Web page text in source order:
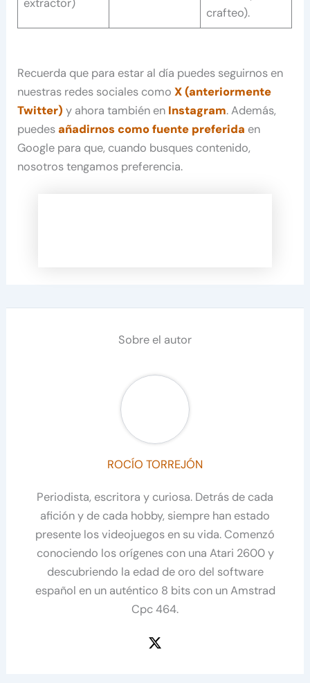
extractor)
crafteo).
Recuerda que para estar al día puedes seguirnos en
nuestras redes sociales comoX (anteriormente
Twitter) y ahora también en Instagram. Además,
puedesañadirnos como fuente preferida en
Google para que, cuando busques contenido,
nosotros tengamos preferencia.
Sobre el autor
ROCÍO TORREJÓN
Periodista, escritora y curiosa. Detrás de cada
afición y de cada hobby, siempre han estado
presente los videojuegos en su vida. Comenzó
conociendo los orígenes con una Atari 2600 y
descubriendo la edad de oro del software
español en un auténtico 8 bits con un Amstrad
Cpc 464.